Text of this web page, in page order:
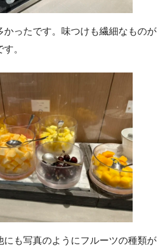
かったです。味つけも繊細なものが
。
にも写真のようにフルーツの種類が